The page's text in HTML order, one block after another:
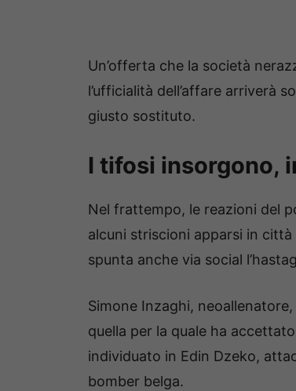
Un’offerta che la società
l’ufficialità dell’affare arriverà
giusto sostituto.
I tifosi insorgono,
Nel frattempo, le reazioni del
alcuni striscioni apparsi in
spunta anche via social
Simone Inzaghi,
quella per la quale ha
individuato in Edin Dzeko,
bomber belga.